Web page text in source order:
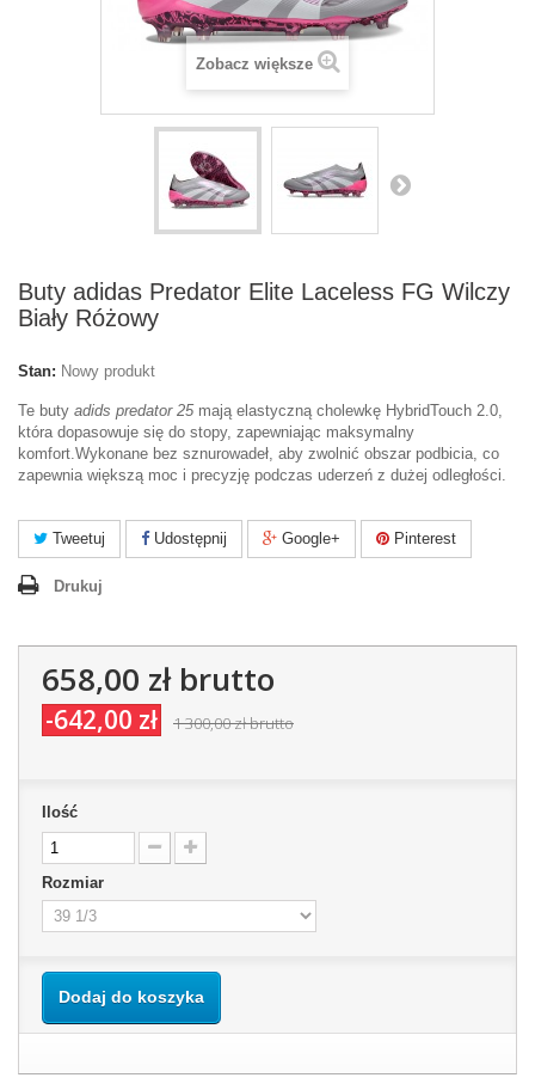
Zobacz większe
Buty adidas Predator Elite Laceless FG Wilczy
Biały Różowy
Stan: Nowy produkt
Te buty adids predator 25mają elastyczną cholewkę HybridTouch 2.0,
która dopasowuje się do stopy, zapewniając maksymalny
komfort.Wykonane bez sznurowadeł, aby zwolnić obszar podbicia, co
zapewnia większą moc i precyzję podczas uderzeń z dużej odległości.
Tweetuj Udostępnij Google+ Pinterest
Drukuj
658,00 złbrutto
-642,00 zł 1 300,00 złbrutto
Ilość
Rozmiar
Dodaj do koszyka